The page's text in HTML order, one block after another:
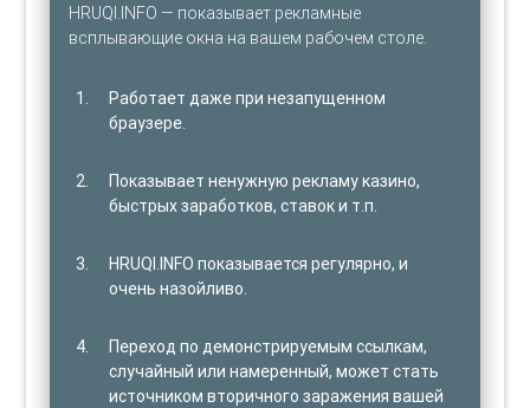
HRUQI.INFO — показывает рекламные
всплывающие окна на вашем рабочем столе.
Работает даже при незапущенном
браузере.
Показывает ненужную рекламу казино,
быстрых заработков, ставок и т.п.
HRUQI.INFO показывается регулярно, и
очень назойливо.
Переход по демонстрируемым ссылкам,
случайный или намеренный, может стать
источником вторичного заражения вашей